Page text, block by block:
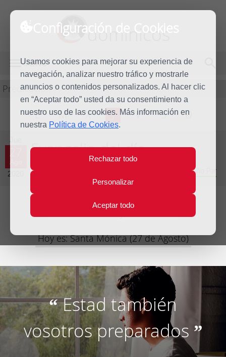
Configuración de Cookies
Usamos cookies para mejorar su experiencia de
navegación, analizar nuestro tráfico y mostrarle
anuncios o contenidos personalizados. Al hacer clic
en “Aceptar todo” usted da su consentimiento a
nuestro uso de las cookies. Más información en
nuestra Política de Cookies.
Rechazar todo
Personalizar
Aceptar todo
dominicos
MENÚ
Predicación
L M X J V S D
Jue
27
Ago
2020
Evangelio del día
Vigésimo primera Semana del Tiempo Ordinario - Año Par
Lecturas del día y comentario
Hoy es: Santa Mónica (27 de Agosto)
“Estad también
vosotros preparados ”